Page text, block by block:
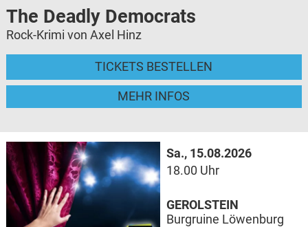
The Deadly Democrats
Rock-Krimi von Axel Hinz
TICKETS BESTELLEN
MEHR INFOS
Sa., 15.08.2026
18.00 Uhr
GEROLSTEIN
Burgruine Löwenburg